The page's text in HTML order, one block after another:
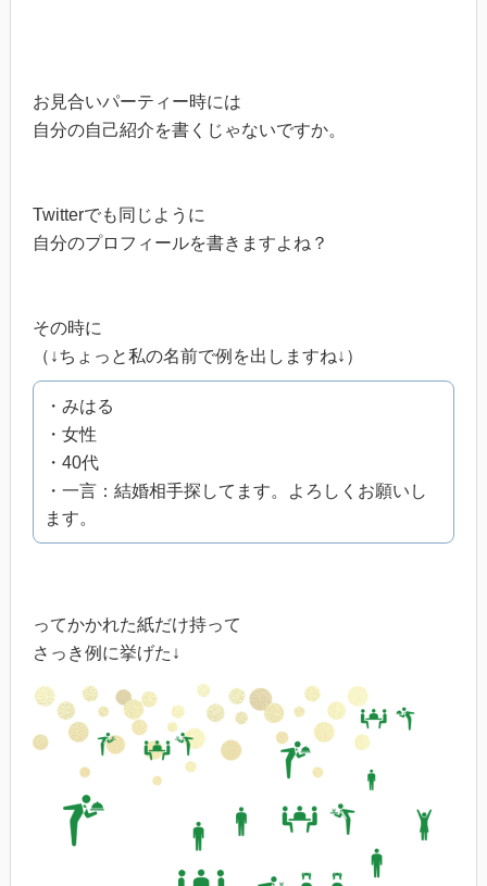
お見合いパーティー時には
自分の自己紹介を書くじゃないですか。
Twitterでも同じように
自分のプロフィールを書きますよね？
その時に
（↓ちょっと私の名前で例を出しますね↓）
・みはる
・女性
・40代
・一言：結婚相手探してます。よろしくお願いし
ます。
ってかかれた紙だけ持って
さっき例に挙げた↓